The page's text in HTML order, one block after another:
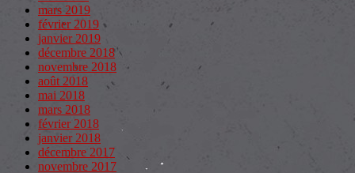
mars 2019
février 2019
janvier 2019
décembre 2018
novembre 2018
août 2018
mai 2018
mars 2018
février 2018
janvier 2018
décembre 2017
novembre 2017